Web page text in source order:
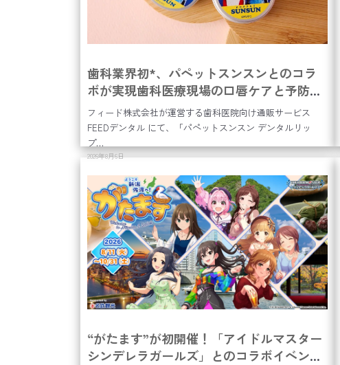
歯科業界初*、パペットスンスンとのコラ
ボが実現歯科医療現場の口唇ケアと予防習
慣をもっと楽しく。コラボ第2弾「パペッ
トスンスン デンタルリップバーム」7月30
日（木）新発売
フィード株式会社が運営する歯科医院向け通販サービス
FEEDデンタル にて、「パペットスンスン デンタルリッ
プ…
2026年8月6日
“がたます”が初開催！「アイドルマスター
シンデレラガールズ」とのコラボイベント